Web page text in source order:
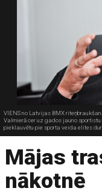
VIENS no Latvijas BMX
Valmierā cer uz gados jauno
pieklauvētu pie sporta veida elites
Mājas
nākotnē